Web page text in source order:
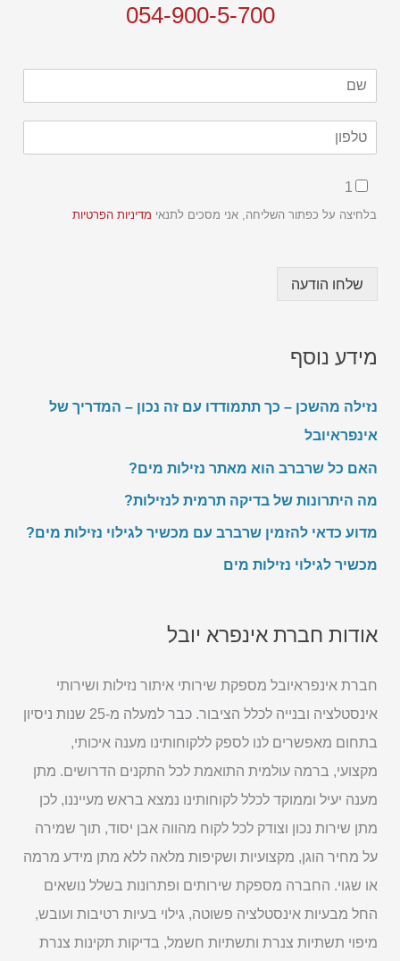
054-900-5-700
1
בלחיצה על כפתור השליחה, אני מסכים לתנאי מדיניות הפרטיות
שלחו הודעה
מידע נוסף
נזילה מהשכן – כך תתמודדו עם זה נכון – המדריך של
אינפראיובל
האם כל שרברב הוא מאתר נזילות מים?
מה היתרונות של בדיקה תרמית לנזילות?
מדוע כדאי להזמין שרברב עם מכשיר לגילוי נזילות מים?
מכשיר לגילוי נזילות מים
אודות חברת אינפרא יובל
חברת אינפראיובל מספקת שירותי איתור נזילות ושירותי
אינסטלציה ובנייה לכלל הציבור. כבר למעלה מ-25 שנות ניסיון
בתחום מאפשרים לנו לספק ללקוחותינו מענה איכותי,
מקצועי, ברמה עולמית התואמת לכל התקנים הדרושים. מתן
מענה יעיל וממוקד לכלל לקוחותינו נמצא בראש מעייננו, לכן
מתן שירות נכון וצודק לכל לקוח מהווה אבן יסוד, תוך שמירה
על מחיר הוגן, מקצועיות ושקיפות מלאה ללא מתן מידע מרמה
או שגוי. החברה מספקת שירותים ופתרונות בשלל נושאים
החל מבעיות אינסטלציה פשוטה, גילוי בעיות רטיבות ועובש,
מיפוי תשתיות צנרת ותשתיות חשמל, בדיקות תקינות צנרת